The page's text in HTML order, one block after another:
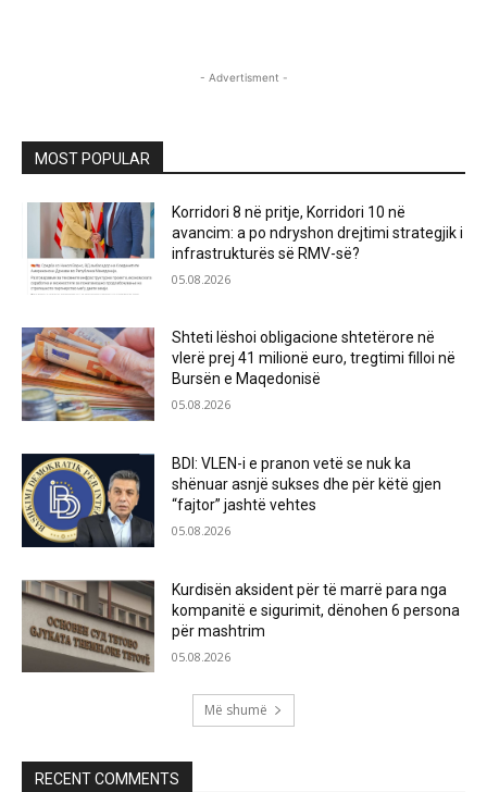
- Advertisment -
MOST POPULAR
Korridori 8 në pritje, Korridori 10 në
avancim: a po ndryshon drejtimi strategjik i
infrastrukturës së RMV-së?
05.08.2026
Shteti lëshoi obligacione shtetërore në
vlerë prej 41 milionë euro, tregtimi filloi në
Bursën e Maqedonisë
05.08.2026
BDI: VLEN-i e pranon vetë se nuk ka
shënuar asnjë sukses dhe për këtë gjen
“fajtor” jashtë vehtes
05.08.2026
Kurdisën aksident për të marrë para nga
kompanitë e sigurimit, dënohen 6 persona
për mashtrim
05.08.2026
Më shumë
RECENT COMMENTS